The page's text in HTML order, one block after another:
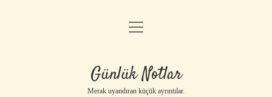
Anasayfa
Yasal Uyarı
menüyü
Günlük Notlar
Merak uyandıran küçük ayrıntılar.